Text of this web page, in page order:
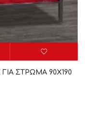
ΣΤΡΩΜΑ 90Χ190